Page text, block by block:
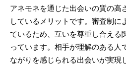
アネモネを通じた出会いの質の高
しているメリットです。審査制に
ているため、互いを尊重し合える
っています。相手が理解のある人
ながりを感じられる出会いが実現